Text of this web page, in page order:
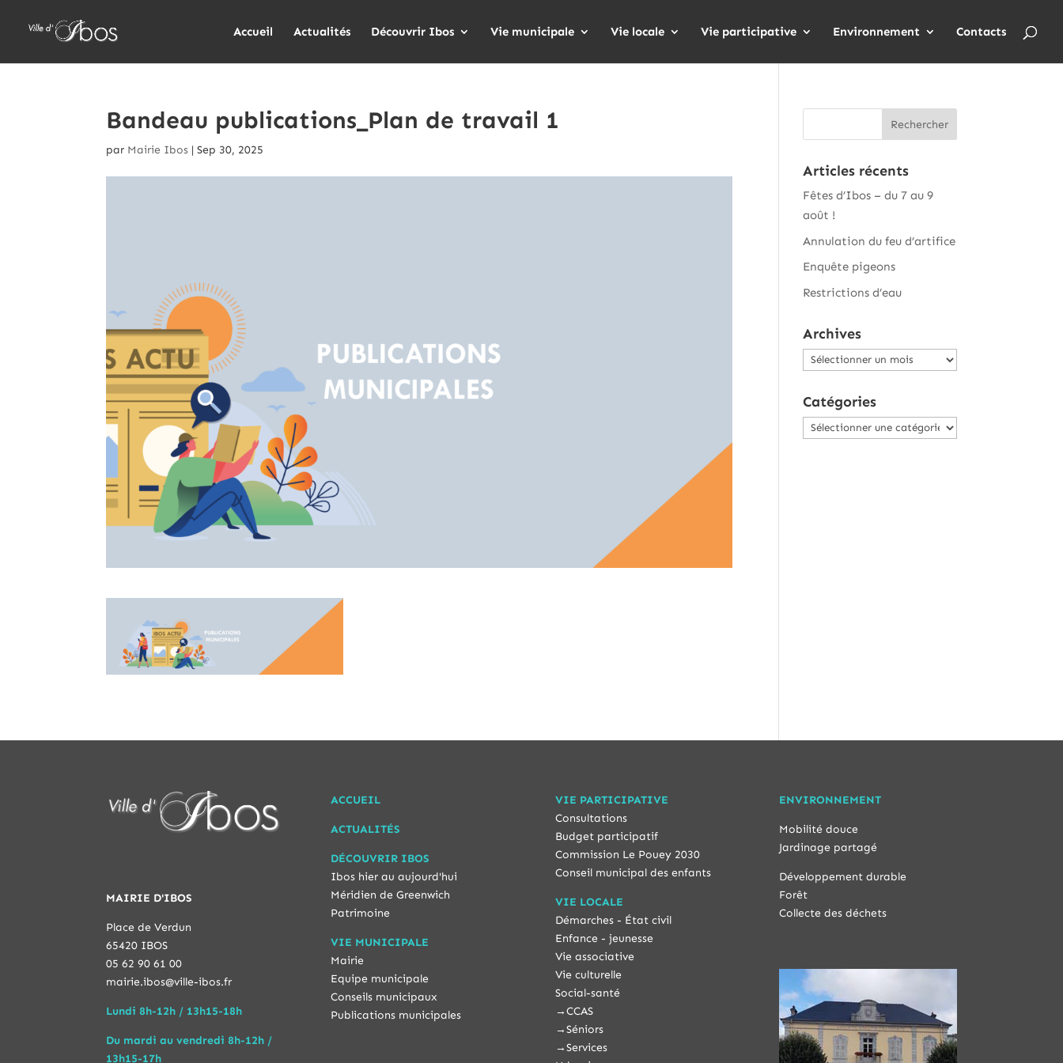
Accueil Actualités Découvrir Ibos Vie municipale Vie locale Vie participative Environnement Contacts
Bandeau publications_Plan de travail 1
par Mairie Ibos |Sep 30, 2025
Articles récents
Fêtes d’Ibos – du 7 au 9
août !
Annulation du feu d’artifice
Enquête pigeons
Restrictions d’eau
Archives
Archives
Catégories
Catégories
MAIRIE D'IBOS
Place de Verdun
65420 IBOS
05 62 90 61 00
mairie.ibos@ville-ibos.fr
Lundi 8h-12h / 13h15-18h
Du mardi au vendredi 8h-12h /
13h15-17h
ACCUEIL
ACTUALITÉS
DÉCOUVRIR IBOS
Ibos hier au aujourd'hui
Méridien de Greenwich
Patrimoine
VIE MUNICIPALE
Mairie
Equipe municipale
Conseils municipaux
Publications municipales
VIE PARTICIPATIVE
Consultations
Budget participatif
Commission Le Pouey 2030
Conseil municipal des enfants
VIE LOCALE
Démarches - État civil
Enfance - jeunesse
Vie associative
Vie culturelle
Social-santé
→CCAS
→Séniors
→Services
ENVIRONNEMENT
Mobilité douce
Jardinage partagé
Développement durable
Forêt
Collecte des déchets